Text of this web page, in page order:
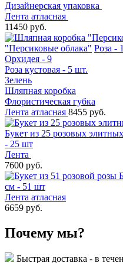
Дизайнерская упаковка
Лента атласная
11450 руб.
"Персиковые облака" Роза -
Орхидея - 9
Роза кустовая - 5 шт.
Зелень
Шляпная коробка
Флористическая губка
Лента атласная 8455 руб.
Букет из 25 розовых
- 25 шт
Лента
7600 руб.
см - 51 шт
Лента атласная
6659 руб.
Почему мы?
Быстрая доставка - в